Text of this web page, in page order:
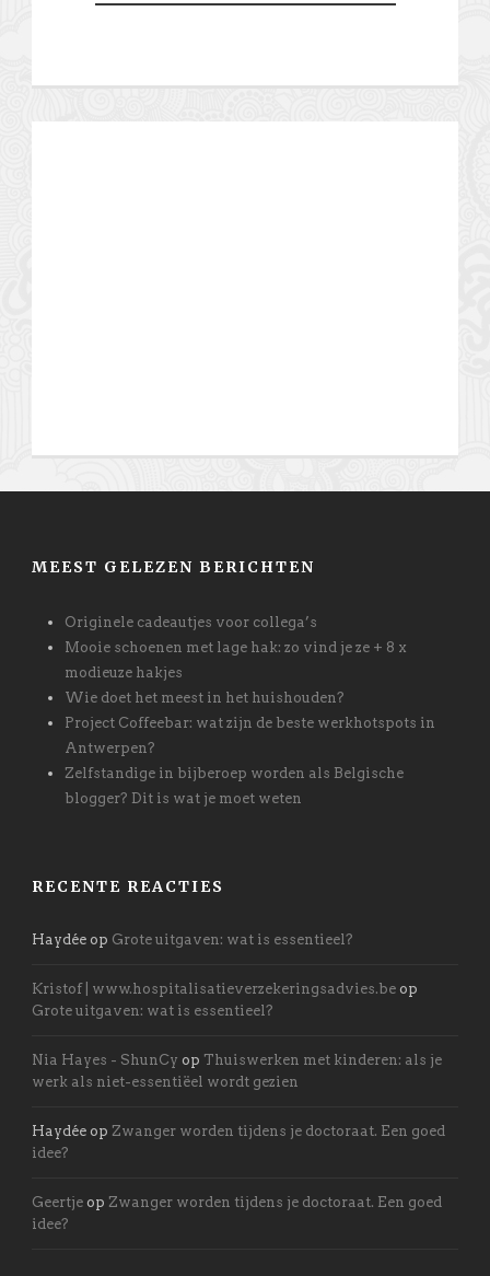
MEEST GELEZEN BERICHTEN
Originele cadeautjes voor collega’s
Mooie schoenen met lage hak: zo vind je ze + 8 x
modieuze hakjes
Wie doet het meest in het huishouden?
Project Coffeebar: wat zijn de beste werkhotspots in
Antwerpen?
Zelfstandige in bijberoep worden als Belgische
blogger? Dit is wat je moet weten
RECENTE REACTIES
Haydée op Grote uitgaven: wat is essentieel?
Kristof | www.hospitalisatieverzekeringsadvies.be op
Grote uitgaven: wat is essentieel?
Nia Hayes - ShunCy op Thuiswerken met kinderen: als je
werk als niet-essentiëel wordt gezien
Haydée op Zwanger worden tijdens je doctoraat. Een goed
idee?
Geertje op Zwanger worden tijdens je doctoraat. Een goed
idee?